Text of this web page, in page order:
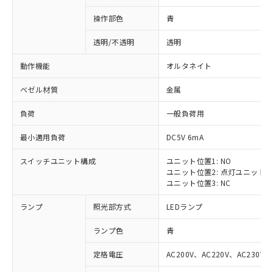
操作部色 青
透明/不透明 透明
動作機能 オルタネイト
ベゼル材質 金属
負荷 一般負荷用
最小適用負荷 DC5V 6mA
スイッチユニット構成
ユニット位置1: NO
ユニット位置2: 点灯ユニット
ユニット位置3: NC
ランプ 照光部方式 LEDランプ
ランプ色 青
定格電圧 AC200V、AC220V、AC230V